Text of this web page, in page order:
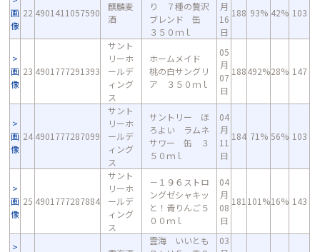
画
像
22 4901411057590
麒麟麦
酒
り ７種の贅沢
ブレンド 缶
３５０ｍｌ
月
16
日
188 93% 42% 103
画
像
23 4901777291393
サント
リーホ
ールデ
ィング
ス
ホームメイド
桃の白サングリ
ア ３５０ｍｌ
05
月
07
日
188492%28% 147
画
像
24 4901777287099
サント
リーホ
ールデ
ィング
ス
サントリー ほ
ろよい ラムネ
サワー 缶 ３
５０ｍｌ
04
月
11
日
184 71% 56% 103
画
像
25 4901777287884
サント
リーホ
ールデ
ィング
ス
－１９６ストロ
ングゼシャキッ
と！青りんご５
００ｍｌ
04
月
08
日
181 101%16% 143
雲海 いいとも
03